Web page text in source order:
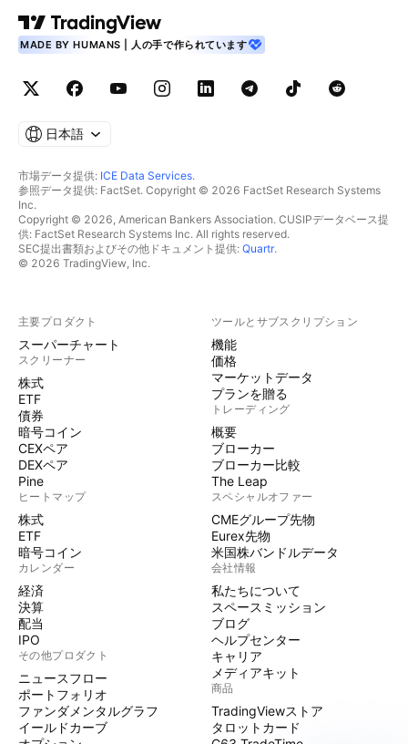
MADE BY HUMANS | 人の手で作られています
日本語
市場データ提供: ICE Data Services.
参照データ提供: FactSet. Copyright © 2026 FactSet Research Systems
Inc.
Copyright © 2026, American Bankers Association. CUSIPデータベース提
供: FactSet Research Systems Inc. All rights reserved.
SEC提出書類およびその他ドキュメント提供: Quartr.
© 2026 TradingView, Inc.
主要プロダクト
スーパーチャート
スクリーナー
株式
ETF
債券
暗号コイン
CEXペア
DEXペア
Pine
ヒートマップ
株式
ETF
暗号コイン
カレンダー
経済
決算
配当
IPO
その他プロダクト
ニュースフロー
ポートフォリオ
ファンダメンタルグラフ
イールドカーブ
ツールとサブスクリプション
機能
価格
マーケットデータ
プランを贈る
トレーディング
概要
ブローカー
ブローカー比較
The Leap
スペシャルオファー
CMEグループ先物
Eurex先物
米国株バンドルデータ
会社情報
私たちについて
スペースミッション
ブログ
ヘルプセンター
キャリア
メディアキット
商品
TradingViewストア
タロットカード